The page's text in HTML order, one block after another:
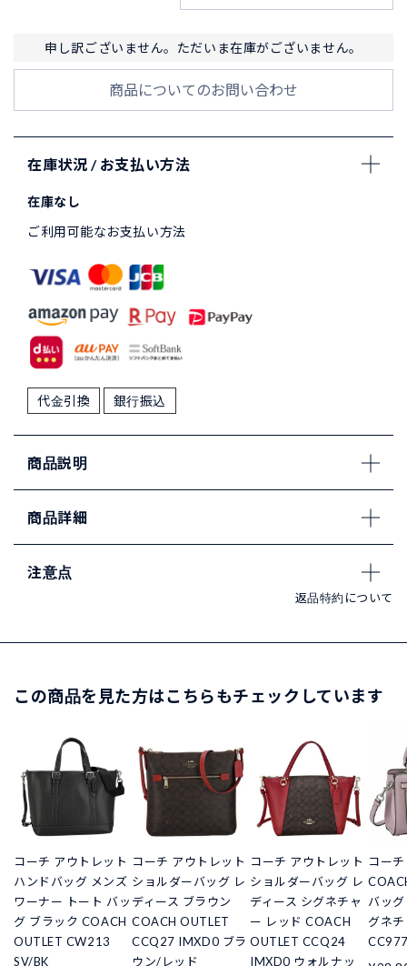
申し訳ございません。ただいま在庫がございません。
商品についてのお問い合わせ
在庫状況 / お支払い方法
在庫なし
ご利用可能なお支払い方法
代金引換 銀行振込
商品説明
商品詳細
注意点
返品特約について
この商品を見た方はこちらもチェックしています
コーチ アウトレット
ハンドバッグ メンズ
ワーナー トート バッ
グ ブラック COACH
OUTLET CW213
SV/BK
コーチ アウトレット
ショルダーバッグ レ
ディース ブラウン
COACH OUTLET
CCQ27 IMXD0 ブラ
ウン/レッド
コーチ アウトレット
ショルダーバッグ レ
ディース シグネチャ
ー レッド COACH
OUTLET CCQ24
IMXD0 ウォルナッ
コー
バッ
グネ